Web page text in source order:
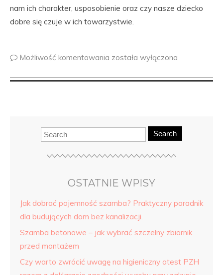
nam ich charakter, usposobienie oraz czy nasze dziecko
dobre się czuje w ich towarzystwie.
Możliwość komentowania została wyłączona
Search
OSTATNIE WPISY
Jak dobrać pojemność szamba? Praktyczny poradnik
dla budujących dom bez kanalizacji.
Szamba betonowe – jak wybrać szczelny zbiornik
przed montażem
Czy warto zwrócić uwagę na higieniczny atest PZH